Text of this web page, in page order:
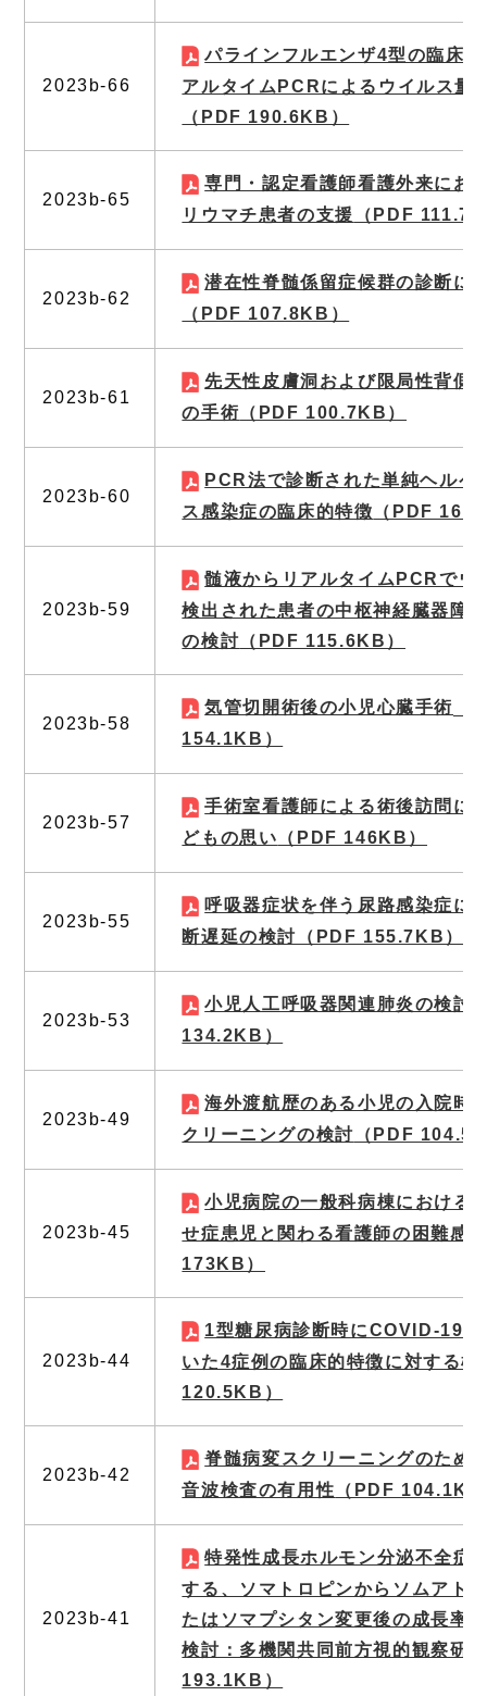
2023b-66
パラインフルエンザ4型の臨床
アルタイムPCRによるウイルス量
（PDF 190.6KB）
2023b-65
専門・認定看護師看護外来にお
リウマチ患者の支援
（PDF
2023b-62
潜在性脊髄係留症候群の診断に
（PDF 107.8KB）
2023b-61
先天性皮膚洞および限局性背側
の手術 （PDF 100.7KB）
2023b-60
PCR法で診断された単純ヘルペ
ス感染症の臨床的特徴 （PDF
2023b-59
髄液からリアルタイムPCRでウ
検出された患者の中枢神経臓器障
の検討 （PDF 115.6KB）
2023b-58
気管切開術後の小児心臓手術
154.1KB）
2023b-57
手術室看護師による術後訪問に
どもの思い （PDF 146KB）
2023b-55
呼吸器症状を伴う尿路感染症に
断遅延の検討 （PDF 155.7KB）
2023b-53
小児人工呼吸器関連肺炎の検討
134.2KB）
2023b-49
海外渡航歴のある小児の入院時
クリーニングの検討 （PDF
2023b-45
小児病院の一般科病棟における
せ症患児と関わる看護師の困難感
173KB）
2023b-44
1型糖尿病診断時にCOVID-19を
いた4症例の臨床的特徴に対する検
120.5KB）
2023b-42
脊髄病変スクリーニングのため
音波検査の有用性 （PDF 104.1KB
2023b-41
特発性成長ホルモン分泌不全症
する、ソマトロピンからソムアト
たはソマプシタン変更後の成長率
検討：多機関共同前方視的観察研究
193.1KB）